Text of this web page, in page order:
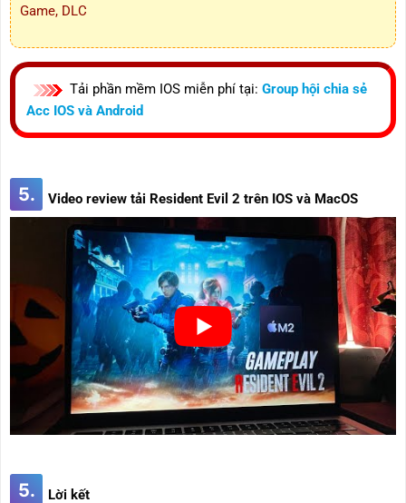
Game, DLC
Tải phần mềm IOS miễn phí tại: Group hội chia sẻ
Acc IOS và Android
5. Video review tải Resident Evil 2 trên IOS và MacOS
5. Lời kết